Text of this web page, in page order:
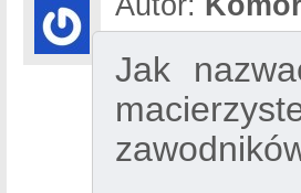
Jak